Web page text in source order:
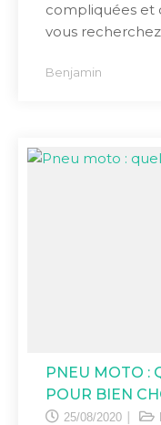
compliquées et
vous
Benjamin
PNEU MOTO :
POUR BIEN
25/08/2020